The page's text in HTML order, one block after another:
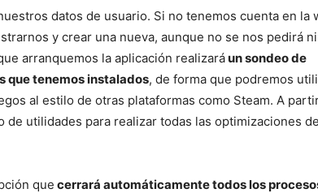
datos de usuario. Si no tenemos cuenta en la
y crear una nueva, aunque no se nos pedirá
arranquemos la aplicación realizaráun sondeo de
que tenemos instalados, de forma que podremos
al estilo de otras plataformas como Steam. A
de utilidades para realizar todas las optimizaciones
que cerrará automáticamente todos los